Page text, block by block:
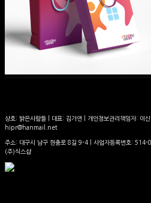
상호: 밝은사람들 | 대표: 김가연 | 개인정보관리책임자:
hipr@hanmail.net
주소: 대구시 남구 현충로 8길 9-4 | 사업자등록번호: 514-
(주)식스샵